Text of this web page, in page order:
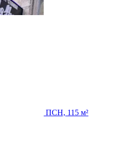
ПСН, 115 м²